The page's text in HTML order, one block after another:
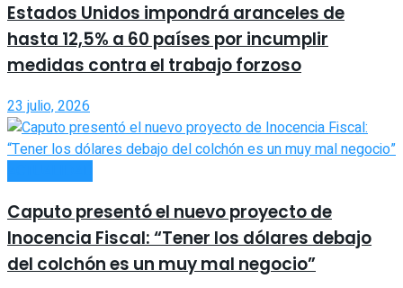
Estados Unidos impondrá aranceles de
hasta 12,5% a 60 países por incumplir
medidas contra el trabajo forzoso
23 julio, 2026
Caputo presentó el nuevo proyecto de
Inocencia Fiscal: “Tener los dólares debajo
del colchón es un muy mal negocio”